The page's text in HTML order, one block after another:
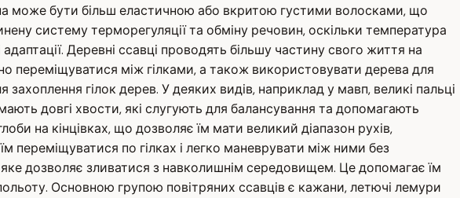
може бути більш еластичною або вкритою густими волосками, що
систему терморегуляції та обміну речовин, оскільки температура
Деревні ссавці проводять більшу частину свого життя на
переміщуватися між гілками, а також використовувати дерева для
гілок дерев. У деяких видів, наприклад у мавп, великі пальці
довгі хвости, які слугують для балансування та допомагають
на кінцівках, що дозволяє їм мати великий діапазон рухів,
переміщуватися по гілках і легко маневрувати між ними без
дозволяє зливатися з навколишнім середовищем. Це допомагає їм
Основною групою повітряних ссавців є кажани, летючі лемури